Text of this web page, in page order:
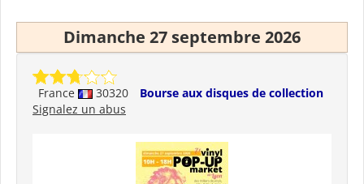
Dimanche 27 septembre 2026
France 30320
Bourse aux disques de collection
Signalez un abus